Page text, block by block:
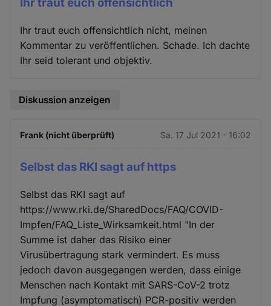
Ihr traut euch offensichtlich
Ihr traut euch offensichtlich nicht, meinen
Kommentar zu veröffentlichen. Schade. Ich dachte
Ihr seid tolerant und objektiv.
Diskussion anzeigen
Frank (nicht überprüft) Sa. 17 Jul 2021 - 16:02
Selbst das RKI sagt auf https
Selbst das RKI sagt auf
https://www.rki.de/SharedDocs/FAQ/COVID-
Impfen/FAQ_Liste_Wirksamkeit.html "In der
Summe ist daher das Risiko einer
Virusübertragung stark vermindert. Es muss
jedoch davon ausgegangen werden, dass einige
Menschen nach Kontakt mit SARS-CoV-2 trotz
Impfung (asymptomatisch) PCR-positiv werden